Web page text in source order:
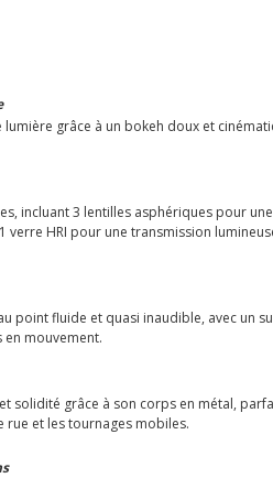
lumière grâce à un bokeh doux et
incluant 3 lentilles asphériques pour
verre HRI pour une transmission
point fluide et quasi inaudible, avec
en mouvement.
solidité grâce à son corps en métal,
et les tournages mobiles.